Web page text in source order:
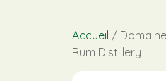
Accueil /
Rum Distillery